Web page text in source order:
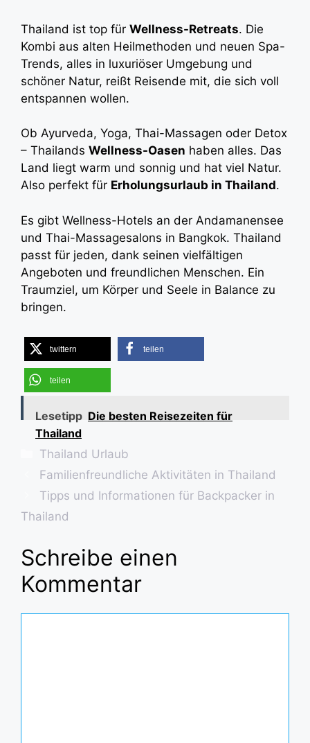
Thailand ist top für Wellness-Retreats. Die
Kombi aus alten Heilmethoden und neuen Spa-
Trends, alles in luxuriöser Umgebung und
schöner Natur, reißt Reisende mit, die sich voll
entspannen wollen.
Ob Ayurveda, Yoga, Thai-Massagen oder Detox
– Thailands Wellness-Oasen haben alles. Das
Land liegt warm und sonnig und hat viel Natur.
Also perfekt für Erholungsurlaub in Thailand.
Es gibt Wellness-Hotels an der Andamanensee
und Thai-Massagesalons in Bangkok. Thailand
passt für jeden, dank seinen vielfältigen
Angeboten und freundlichen Menschen. Ein
Traumziel, um Körper und Seele in Balance zu
bringen.
twittern teilen
teilen
Lesetipp Die besten Reisezeiten für
Thailand
Kategorien
Thailand Urlaub
Familienfreundliche Aktivitäten in Thailand
Tipps und Informationen für Backpacker in
Thailand
Schreibe einen
Kommentar